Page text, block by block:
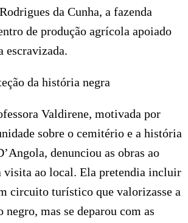
da Cunha, a fazenda
de produção agrícola apoiado
escravizada.
da história negra
Valdirene, motivada por
sobre o cemitério e a história
denunciou as obras ao
visita ao local. Ela pretendia incluir
circuito turístico que valorizasse a
mas se deparou com as